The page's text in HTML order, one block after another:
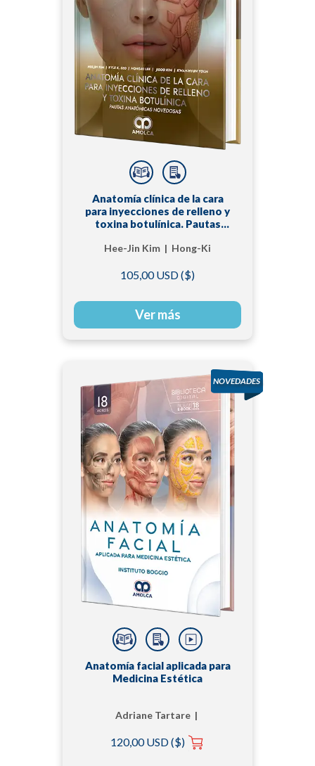
Anatomía clínica de la cara
para inyecciones de relleno y
toxina botulínica. Pautas
Hee-Jin Kim | Hong-Ki
Kwan-Hyun Youn | Kyle
105,00 USD ($)
Ver más
Anatomía facial aplicada para
Medicina Estética
Adriane Tartare |
Bento | Alexander
120,00 USD ($)